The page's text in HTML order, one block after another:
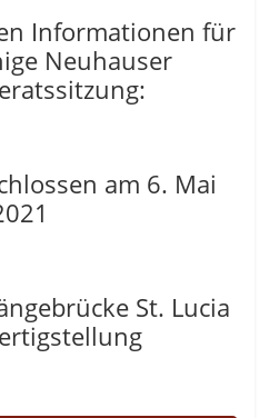
Informationen für
Neuhauser
am 6. Mai
St. Lucia